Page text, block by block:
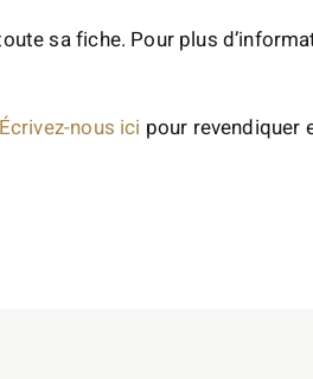
sa fiche. Pour plus
Écrivez-nous ici pour revendiquer